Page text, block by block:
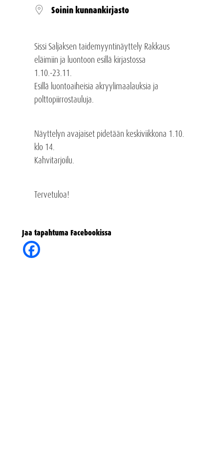
Soinin kunnankirjasto
Sissi Saljaksen taidemyyntinäyttely Rakkaus
eläimiin ja luontoon esillä kirjastossa
1.10.-23.11.
Esillä luontoaiheisia akryylimaalauksia ja
polttopiirrostauluja.
Näyttelyn avajaiset pidetään keskiviikkona 1.10.
klo 14.
Kahvitarjoilu.
Tervetuloa!
Jaa tapahtuma Facebookissa